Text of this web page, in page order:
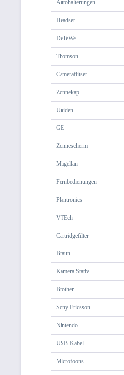
Autohalterungen
Headset
DeTeWe
Thomson
Cameraflitser
Zonnekap
Uniden
GE
Zonnescherm
Magellan
Fernbedienungen
Plantronics
VTEch
Cartridgefilter
Braun
Kamera Stativ
Brother
Sony Ericsson
Nintendo
USB-Kabel
Microfoons